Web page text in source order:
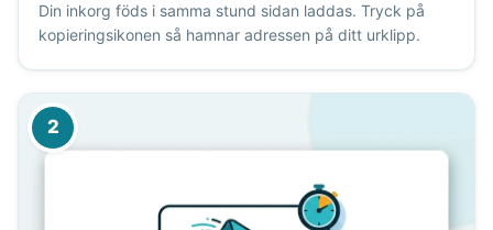
Din inkorg föds i samma stund sidan laddas. Tryck på
kopieringsikonen så hamnar adressen på ditt urklipp.
2